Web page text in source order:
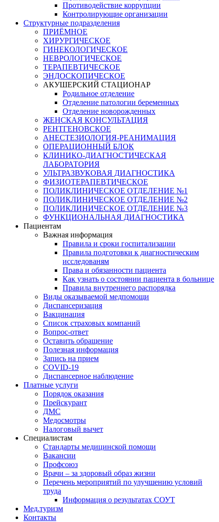
Противодействие коррупции
Контролирующие организации
Структурные подразделения
ПРИЁМНОЕ
ХИРУРГИЧЕСКОЕ
ГИНЕКОЛОГИЧЕСКОЕ
НЕВРОЛОГИЧЕСКОЕ
ТЕРАПЕВТИЧЕСКОЕ
ЭНДОСКОПИЧЕСКОЕ
АКУШЕРСКИЙ СТАЦИОНАР
Родильное отделение
Отделение патологии беременных
Отделение новорожденных
ЖЕНСКАЯ КОНСУЛЬТАЦИЯ
РЕНТГЕНОВСКОЕ
АНЕСТЕЗИОЛОГИЯ-РЕАНИМАЦИЯ
ОПЕРАЦИОННЫЙ БЛОК
КЛИНИКО-ДИАГНОСТИЧЕСКАЯ
ЛАБОРАТОРИЯ
УЛЬТРАЗВУКОВАЯ ДИАГНОСТИКА
ФИЗИОТЕРАПЕВТИЧЕСКОЕ
ПОЛИКЛИНИЧЕСКОЕ ОТДЕЛЕНИЕ №1
ПОЛИКЛИНИЧЕСКОЕ ОТДЕЛЕНИЕ №2
ПОЛИКЛИНИЧЕСКОЕ ОТДЕЛЕНИЕ №3
ФУНКЦИОНАЛЬНАЯ ДИАГНОСТИКА
Пациентам
Важная информация
Правила и сроки госпитализации
Правила подготовки к диагностическим
исследованям
Права и обязанности пациента
Как узнать о состоянии пациента в больнице
Правила внутреннего распорядка
Виды оказываемой медпомощи
Диспансеризация
Вакцинация
Список страховых компаний
Вопрос-ответ
Оставить обращение
Полезная информация
Запись на прием
COVID-19
Диспансерное наблюдение
Платные услуги
Порядок оказания
Прейскурант
ДМС
Медосмотры
Налоговый вычет
Специалистам
Стандарты медицинской помощи
Вакансии
Профсоюз
Врачи – за здоровый образ жизни
Перечень мероприятий по улучшению условий
труда
Информация о результатах СОУТ
Мед.туризм
Контакты